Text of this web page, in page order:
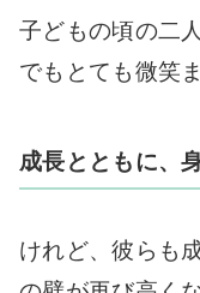
子どもの頃の二
でもとても微笑
成長とともに、
けれど、彼らも